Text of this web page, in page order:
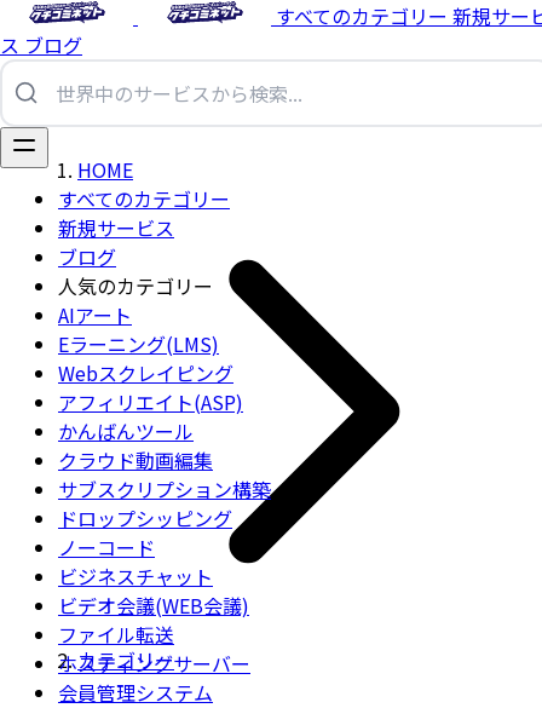
すべてのカテゴリー 新規サー
ス ブログ
すべてのカテゴリー
新規サービス
ブログ
人気のカテゴリー
AIアート
Eラーニング(LMS)
Webスクレイピング
アフィリエイト(ASP)
かんばんツール
クラウド動画編集
サブスクリプション構築
ドロップシッピング
ノーコード
ビジネスチャット
ビデオ会議(WEB会議)
ファイル転送
ホスティングサーバー
会員管理システム
HOME
カテゴリー